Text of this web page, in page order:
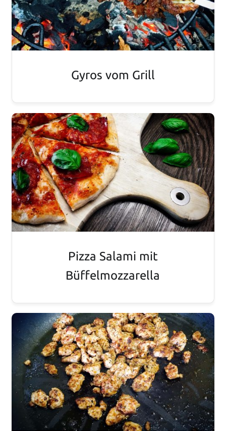
Gyros vom Grill
Pizza Salami mit
Büffelmozzarella